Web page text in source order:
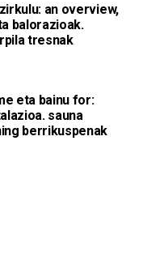
an overview,
balorazioak.
tresnak
eta bainu for:
sauna
berrikuspenak